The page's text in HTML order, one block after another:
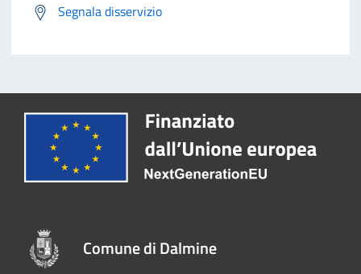
Segnala disservizio
Comune di Dalmine